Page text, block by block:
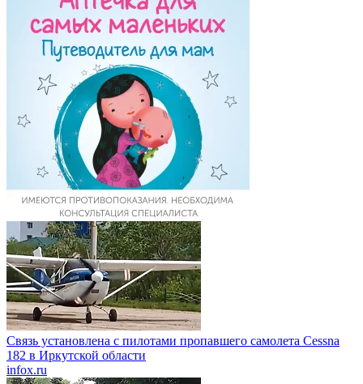
Связь установлена с пилотами пропавшего самолета Cessna
182 в Иркутской области
infox.ru